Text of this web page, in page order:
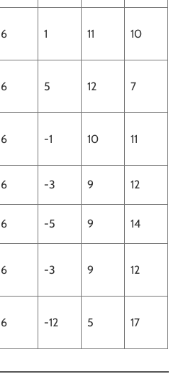
6 1 11 10
6 5 12 7
6 -1 10 11
6 -3 9 12
6 -5 9 14
6 -3 9 12
6 -12 5 17